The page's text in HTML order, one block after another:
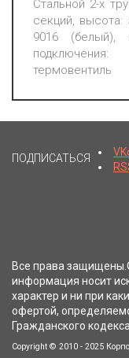
Стальной 2-х
секций, высота:
9016
термовентиль
ПОДПИСАТЬСЯ
Все права
информация носит
характер и ни при
офертой,
Гражданского
Copyright © 2010 - 2025